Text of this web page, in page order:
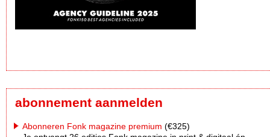
abonnement aanmelden
Abonneren Fonk magazine premium (€325)